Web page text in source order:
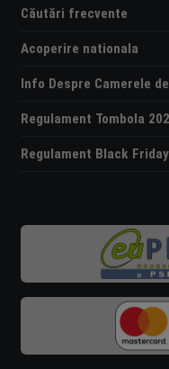
Căutări frecvente
Acoperire nationala
Info Despre Camerele
Regulament Tombola
Regulament Black